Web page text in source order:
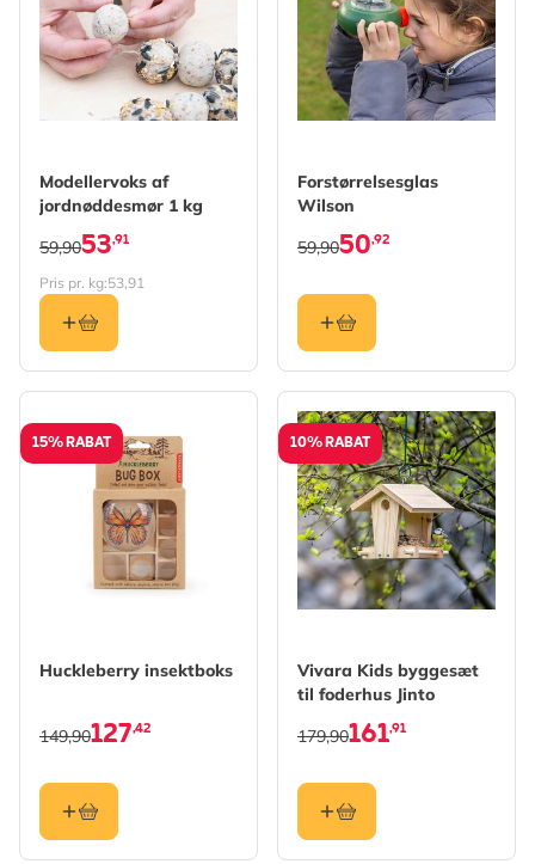
Modellervoks af
jordnøddesmør 1 kg
53,91
59,90
Pris pr. kg:53,91
Forstørrelsesglas
Wilson
50,92
59,90
15% RABAT
Huckleberry insektboks
127,42
149,90
10% RABAT
Vivara Kids byggesæt
til foderhus Jinto
161,91
179,90